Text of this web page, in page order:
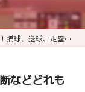
走塁判断などどれもプロの技が満載です...
などどれも